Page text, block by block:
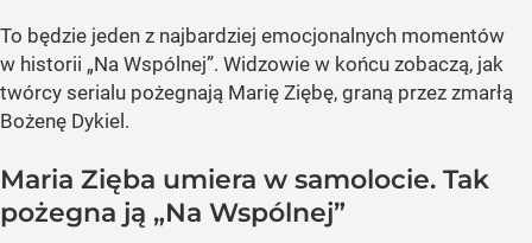
To będzie jeden z najbardziej emocjonalnych momentów
w historii „Na Wspólnej”. Widzowie w końcu zobaczą, jak
twórcy serialu pożegnają Marię Ziębę, graną przez zmarłą
Bożenę Dykiel.
Maria Zięba umiera w samolocie. Tak
pożegna ją „Na Wspólnej”